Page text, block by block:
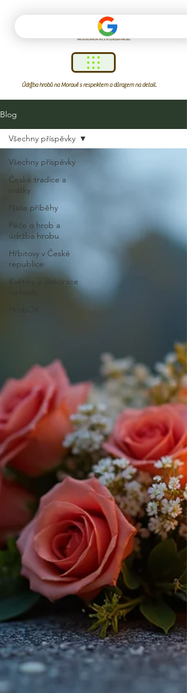
Údržba hrobů na Moravě s respektem a důrazem na detail.
Blog
Všechny příspěvky
České tradice a
svátky
Naše příběhy
Péče o hrob a
údržba hrobu
Hřbitovy v České
republice
Květiny a dekorace
Všechny příspěvky